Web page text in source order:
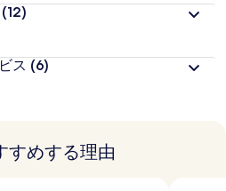
(12)
ス (6)
すめする理由